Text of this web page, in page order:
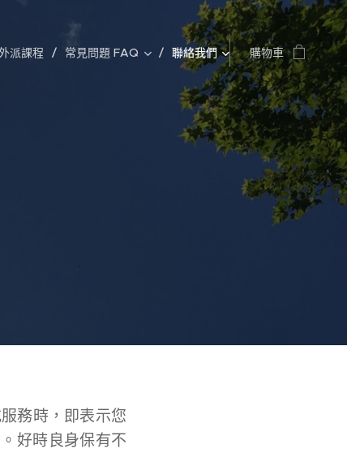
派課程 常見問題 FAQ 聯絡我們 購物車
務時，即表示您
好時良身保有不